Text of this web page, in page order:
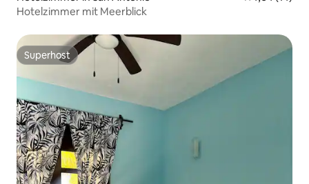
Hotelzimmer mit Meerblick
Superhost
Superhost